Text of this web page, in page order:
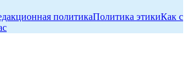
политикаПолитика этикиКак с